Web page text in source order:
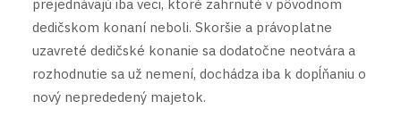
prejednávajú iba veci, ktoré zahrnuté v pôvodnom
dedičskom konaní neboli. Skoršie a právoplatne
uzavreté dedičské konanie sa dodatočne neotvára a
rozhodnutie sa už nemení, dochádza iba k dopĺňaniu o
nový neprededený majetok.